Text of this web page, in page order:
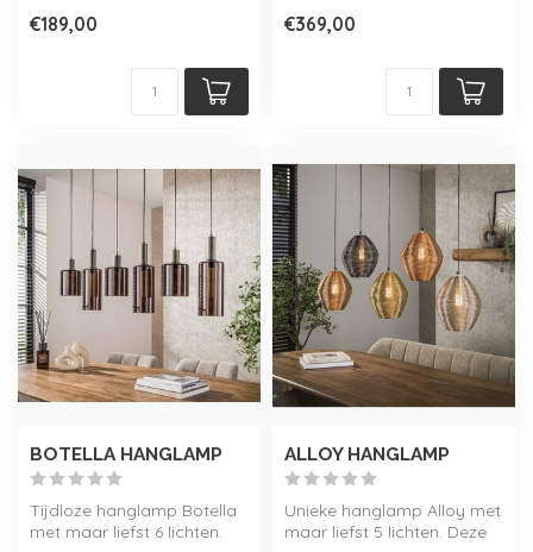
indust...
€189,00
geperforeerde kap.
€369,00
BOTELLA HANGLAMP
Tijdloze hanglamp Botella
met maar liefst 6 lichten.
ALLOY HANGLAMP
Unieke hanglamp Alloy met
maar liefst 5 lichten. Deze